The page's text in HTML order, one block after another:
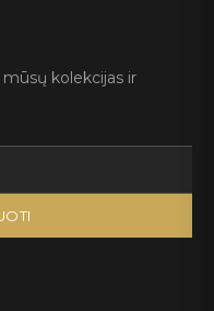
kolekcijas ir